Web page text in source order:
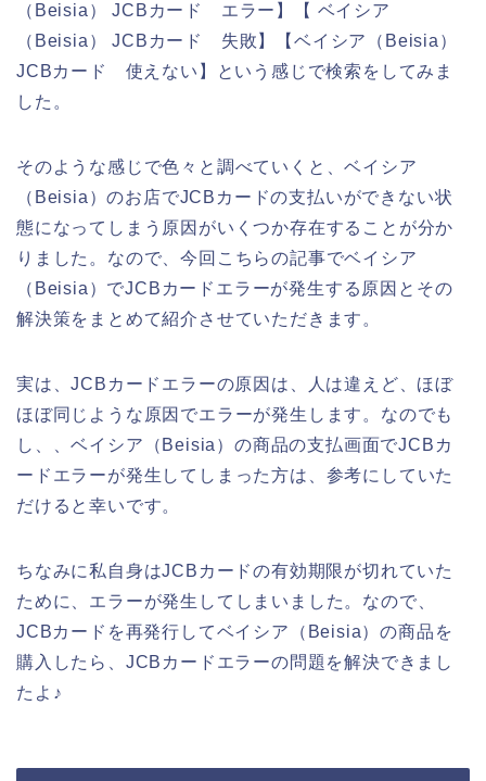
（Beisia） JCBカード エラー】【 ベイシア
（Beisia） JCBカード 失敗】【ベイシア（Beisia）
JCBカード 使えない】という感じで検索をしてみま
した。
そのような感じで色々と調べていくと、ベイシア
（Beisia）のお店でJCBカードの支払いができない状
態になってしまう原因がいくつか存在することが分か
りました。なので、今回こちらの記事でベイシア
（Beisia）でJCBカードエラーが発生する原因とその
解決策をまとめて紹介させていただきます。
実は、JCBカードエラーの原因は、人は違えど、ほぼ
ほぼ同じような原因でエラーが発生します。なのでも
し、、ベイシア（Beisia）の商品の支払画面でJCBカ
ードエラーが発生してしまった方は、参考にしていた
だけると幸いです。
ちなみに私自身はJCBカードの有効期限が切れていた
ために、エラーが発生してしまいました。なので、
JCBカードを再発行してベイシア（Beisia）の商品を
購入したら、JCBカードエラーの問題を解決できまし
たよ♪